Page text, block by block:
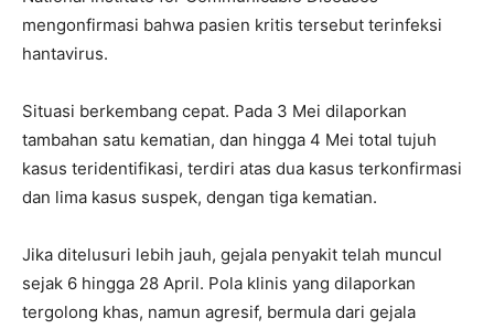
mengonfirmasi bahwa pasien kritis tersebut terinfeksi
hantavirus.
Situasi berkembang cepat. Pada 3 Mei dilaporkan
tambahan satu kematian, dan hingga 4 Mei total tujuh
kasus teridentifikasi, terdiri atas dua kasus terkonfirmasi
dan lima kasus suspek, dengan tiga kematian.
Jika ditelusuri lebih jauh, gejala penyakit telah muncul
sejak 6 hingga 28 April. Pola klinis yang dilaporkan
tergolong khas, namun agresif, bermula dari gejala